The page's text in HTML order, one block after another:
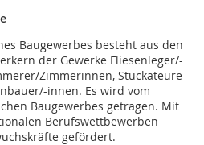
Baugewerbes besteht aus den
der Gewerke Fliesenleger/-
Zimmerinnen, Stuckateure
innen. Es wird vom
Baugewerbes getragen. Mit
Berufswettbewerben
gefördert.